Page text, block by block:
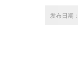
发布日期